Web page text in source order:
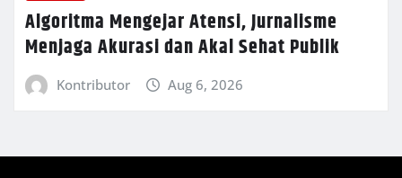
Algoritma Mengejar Atensi, Jurnalisme
Menjaga Akurasi dan Akal Sehat Publik
Kontributor Aug 6, 2026